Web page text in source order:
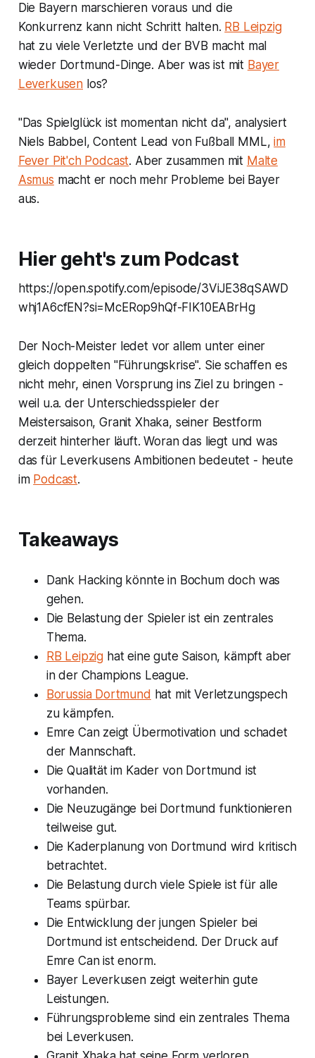
Die Bayern marschieren voraus und die
Konkurrenz kann nicht Schritt halten. RB Leipzig
hat zu viele Verletzte und der BVB macht mal
wieder Dortmund-Dinge. Aber was ist mit Bayer
Leverkusen los?
"Das Spielglück ist momentan nicht da", analysiert
Niels Babbel, Content Lead von Fußball MML,im
Fever Pit'ch Podcast. Aber zusammen mit Malte
Asmus macht er noch mehr Probleme bei Bayer
aus.
Hier geht's zum Podcast
https://open.spotify.com/episode/3ViJE38qSAWD
whj1A6cfEN?si=McERop9hQf-FIK10EABrHg
Der Noch-Meister ledet vor allem unter einer
gleich doppelten "Führungskrise". Sie schaffen es
nicht mehr, einen Vorsprung ins Ziel zu bringen -
weil u.a. der Unterschiedsspieler der
Meistersaison, Granit Xhaka, seiner Bestform
derzeit hinterher läuft. Woran das liegt und was
das für Leverkusens Ambitionen bedeutet - heute
im Podcast.
Takeaways
Dank Hacking könnte in Bochum doch was
gehen.
Die Belastung der Spieler ist ein zentrales
Thema.
RB Leipzig hat eine gute Saison, kämpft aber
in der Champions League.
Borussia Dortmund hat mit Verletzungspech
zu kämpfen.
Emre Can zeigt Übermotivation und schadet
der Mannschaft.
Die Qualität im Kader von Dortmund ist
vorhanden.
Die Neuzugänge bei Dortmund funktionieren
teilweise gut.
Die Kaderplanung von Dortmund wird kritisch
betrachtet.
Die Belastung durch viele Spiele ist für alle
Teams spürbar.
Die Entwicklung der jungen Spieler bei
Dortmund ist entscheidend. Der Druck auf
Emre Can ist enorm.
Bayer Leverkusen zeigt weiterhin gute
Leistungen.
Führungsprobleme sind ein zentrales Thema
bei Leverkusen.